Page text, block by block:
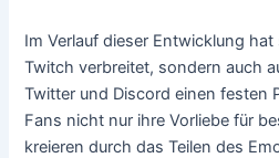
Im Verlauf dieser Entwicklung
Twitch verbreitet, sondern auch
Twitter und Discord einen festen
Fans nicht nur ihre Vorliebe für
kreieren durch das Teilen des